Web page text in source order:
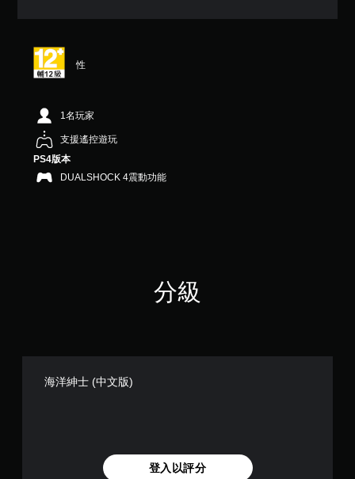
5
顆
，
共
1
3
則
評
性
1名玩家
支援遙控遊玩
PS4版本
DUALSHOCK 4震動功能
分級
海洋紳士 (中文版)
登入以評分